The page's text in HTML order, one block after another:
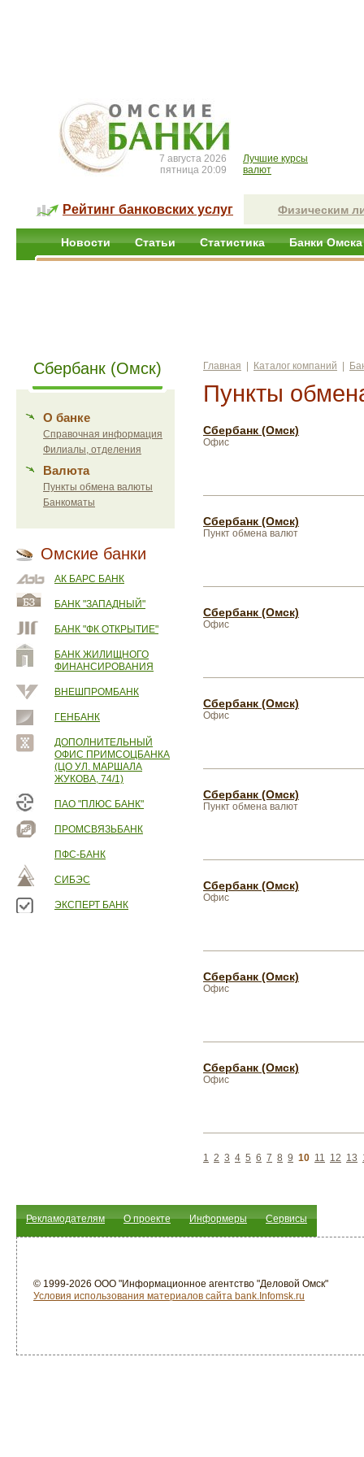
7 августа 2026
пятница 20:09
Лучшие курсы
валют
Рейтинг банковских услуг Физическим
Новости Статьи Статистика Банки Омска
Сбербанк (Омск)
О банке
Справочная информация
Филиалы, отделения
Валюта
Пункты обмена валюты
Банкоматы
Омские банки
АК БАРС БАНК
БАНК "ЗАПАДНЫЙ"
БАНК "ФК ОТКРЫТИЕ"
БАНК ЖИЛИЩНОГО
ФИНАНСИРОВАНИЯ
ВНЕШПРОМБАНК
ГЕНБАНК
ДОПОЛНИТЕЛЬНЫЙ
ОФИС ПРИМСОЦБАНКА
(ЦО УЛ. МАРШАЛА
ЖУКОВА, 74/1)
ПАО "ПЛЮС БАНК"
ПРОМСВЯЗЬБАНК
ПФС-БАНК
СИБЭС
ЭКСПЕРТ БАНК
Главная Каталог компаний
Пункты
Сбербанк (Омск)
Офис
Сбербанк (Омск)
Пункт обмена валют
Сбербанк (Омск)
Офис
Сбербанк (Омск)
Офис
Сбербанк (Омск)
Пункт обмена валют
Сбербанк (Омск)
Офис
Сбербанк (Омск)
Офис
Сбербанк (Омск)
Офис
1 2 3 4 5 6 7 8 9 10 11 12 13
Рекламодателям О проекте Информеры Сервисы
© 1999-2026 ООО "Информационное агентство "Деловой Омск"
Условия использования материалов сайта bank.Infomsk.ru